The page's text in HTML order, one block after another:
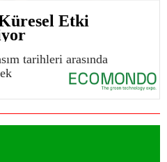
Etki
tarihleri arasında